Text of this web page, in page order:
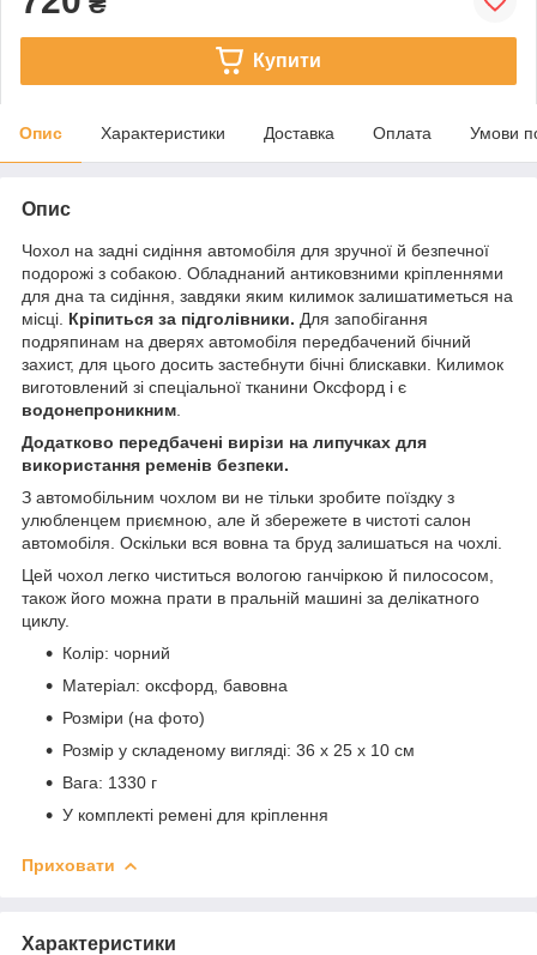
Купити
Опис Характеристики Доставка Оплата Умови
Опис
Чохол на задні сидіння автомобіля для зручної й безпечної
подорожі з собакою. Обладнаний антиковзними кріпленнями
для дна та сидіння, завдяки яким килимок залишатиметься на
місці. Кріпиться за підголівники. Для запобігання
подряпинам на дверях автомобіля передбачений бічний
захист, для цього досить застебнути бічні блискавки. Килимок
виготовлений зі спеціальної тканини Оксфорд і є
водонепроникним
Додатково передбачені вирізи на липучках для
використання ременів безпеки.
З автомобільним чохлом ви не тільки зробите поїздку з
улюбленцем приємною, але й збережете в чистоті салон
автомобіля. Оскільки вся вовна та бруд залишаться на чохлі.
Цей чохол легко чиститься вологою ганчіркою й пилососом,
також його можна прати в пральній машині за делікатного
циклу.
Колір: чорний
Матеріал: оксфорд, бавовна
Розміри (на фото)
Розмір у складеному вигляді: 36 х 25 х 10 см
Вага: 1330 г
У комплекті ремені для кріплення
Приховати
Характеристики